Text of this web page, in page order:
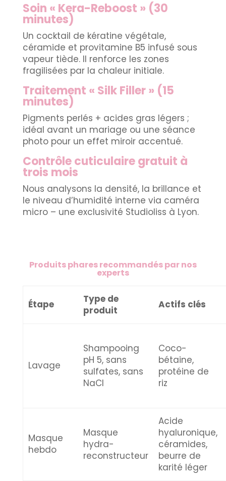
Soin « Kera-Reboost » (30
minutes)
Un cocktail de kératine végétale,
céramide et provitamine B5 infusé sous
vapeur tiède. Il renforce les zones
fragilisées par la chaleur initiale.
Traitement « Silk Filler » (15
minutes)
Pigments perlés + acides gras légers ;
idéal avant un mariage ou une séance
photo pour un effet miroir accentué.
Contrôle cuticulaire gratuit à
trois mois
Nous analysons la densité, la brillance et
le niveau d’humidité interne via caméra
micro – une exclusivité Studioliss à Lyon.
Produits phares recommandés par nos
experts
Étape
Type de
produit
Actifs clés
Lavage
Shampooing
pH 5, sans
sulfates, sans
NaCl
Coco-
bétaine,
protéine de
riz
Masque
hebdo
Masque
hydra-
reconstructeur
Acide
hyaluronique,
céramides,
beurre de
karité léger